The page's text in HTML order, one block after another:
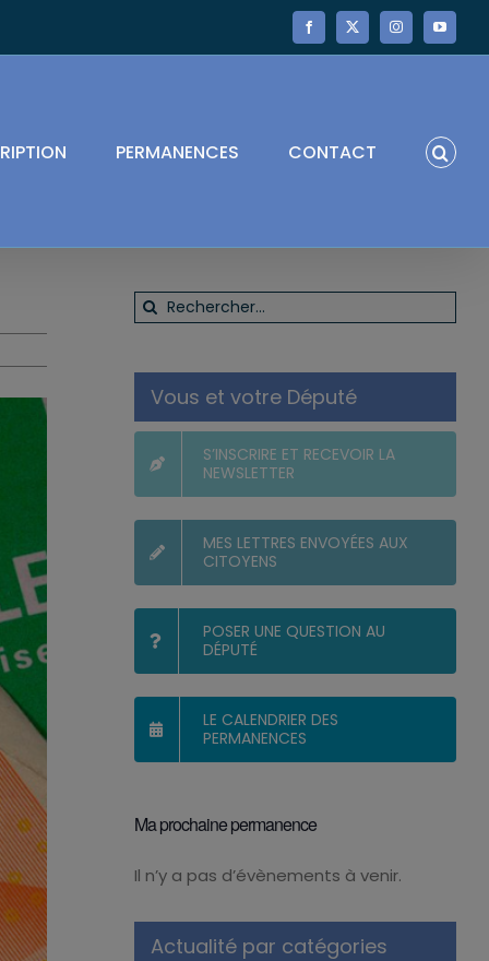
Facebook
X InstagramYouTube
PERMANENCES CONTACT
Rechercher:
Vous et votre Député
S’INSCRIRE ET RECEVOIR LA
NEWSLETTER
MES LETTRES ENVOYÉES AUX
CITOYENS
POSER UNE QUESTION AU
DÉPUTÉ
LE CALENDRIER DES
PERMANENCES
Ma prochaine permanence
Notice
Il n’y a pas d’évènements à venir.
Actualité par catégories